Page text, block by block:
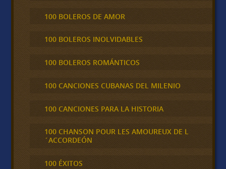
100 BOLEROS DE AMOR
100 BOLEROS INOLVIDABLES
100 BOLEROS ROMÁNTICOS
100 CANCIONES CUBANAS DEL MILENIO
100 CANCIONES PARA LA HISTORIA
100 CHANSON POUR LES AMOUREUX DE L
´ACCORDEÓN
100 ÉXITOS